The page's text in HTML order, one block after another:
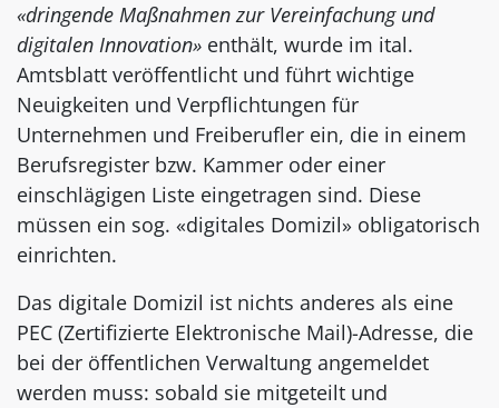
«dringende Maßnahmen zur Vereinfachung und
digitalen Innovation» enthält, wurde im ital.
Amtsblatt veröffentlicht und führt wichtige
Neuigkeiten und Verpflichtungen für
Unternehmen und Freiberufler ein, die in einem
Berufsregister bzw. Kammer oder einer
einschlägigen Liste eingetragen sind. Diese
müssen ein sog. «digitales Domizil» obligatorisch
einrichten.
Das digitale Domizil ist nichts anderes als eine
PEC (Zertifizierte Elektronische Mail)-Adresse, die
bei der öffentlichen Verwaltung angemeldet
werden muss: sobald sie mitgeteilt und